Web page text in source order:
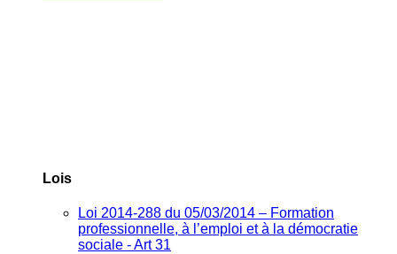
Lois
Loi 2014-288 du 05/03/2014 – Formation
professionnelle, à l’emploi et à la démocratie
sociale - Art 31